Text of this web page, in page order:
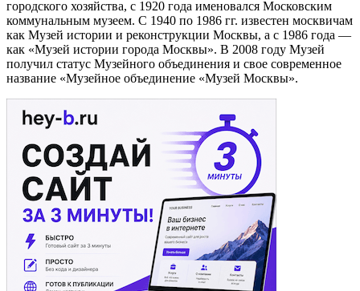
городского хозяйства, с 1920 года именовался Московским
коммунальным музеем. С 1940 по 1986 гг. известен москвичам
как Музей истории и реконструкции Москвы, а с 1986 года —
как «Музей истории города Москвы». В 2008 году Музей
получил статус Музейного объединения и свое современное
название «Музейное объединение «Музей Москвы».